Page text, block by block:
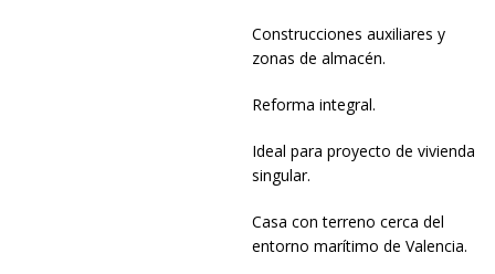
Construcciones auxiliares y
zonas de almacén.
Reforma integral.
Ideal para proyecto de vivienda
singular.
Casa con terreno cerca del
entorno marítimo de Valencia.